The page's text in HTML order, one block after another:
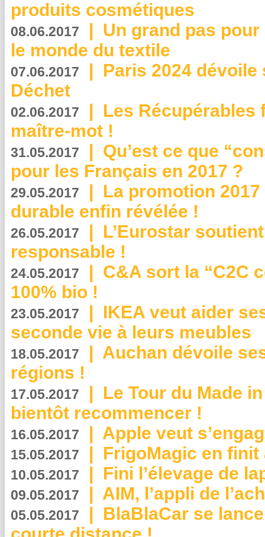
produits cosmétiques
08.06.2017 | Un grand pas
le monde du textile
07.06.2017 | Paris 2024
Déchet
02.06.2017 | Les Récupérables
maître-mot !
31.05.2017 | Qu’est ce que
pour les Français en 2017 ?
29.05.2017 | La promotion
durable enfin révélée !
26.05.2017 | L’Eurostar
responsable !
24.05.2017 | C&A sort la “C2C
100% bio !
23.05.2017 | IKEA veut aider
seconde vie à leurs meubles
18.05.2017 | Auchan dévoile
régions !
17.05.2017 | Le Tour du Made
bientôt recommencer !
16.05.2017 | Apple veut
15.05.2017 | FrigoMagic en
10.05.2017 | Fini l’élevage de
09.05.2017 | AIM, l’appli de
05.05.2017 | BlaBlaCar se